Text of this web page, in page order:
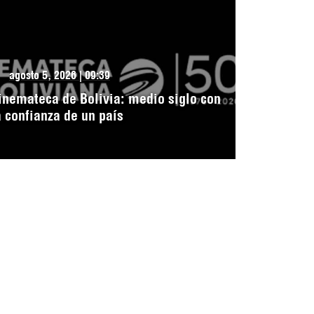
agosto 5, 2026 | 09:39
de Bolivia: medio siglo con
confianza de un país